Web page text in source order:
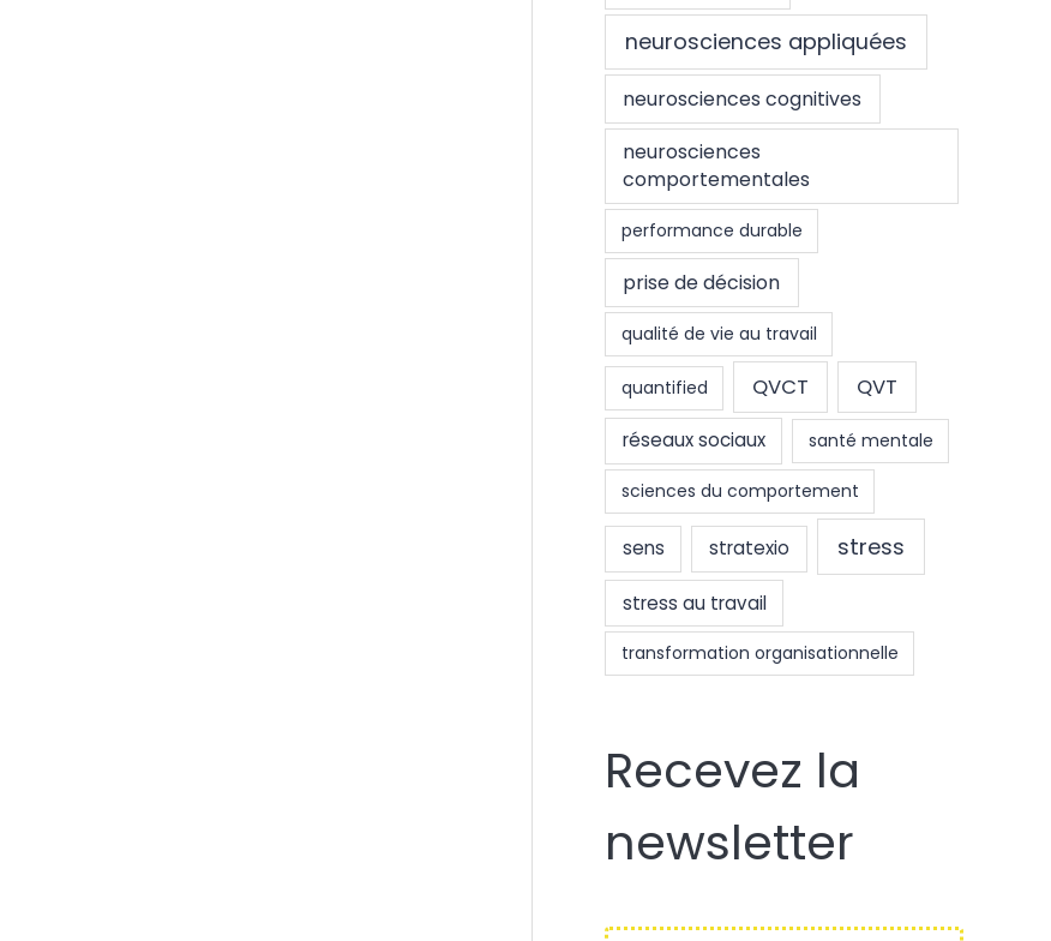
neurosciences appliquées
neurosciences cognitives
neurosciences
comportementales
performance durable
prise de décision
qualité de vie au travail
quantified QVCT QVT
réseaux sociaux santé mentale
sciences du comportement
sens stratexio stress
stress au travail
transformation organisationnelle
Recevez la
newsletter